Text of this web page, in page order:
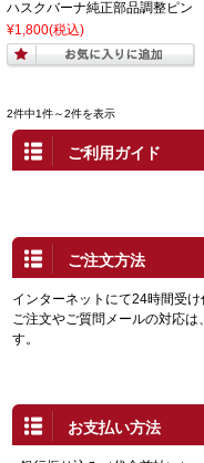
ハスクバーナ純正部品調整ピン
¥1,800(税込)
2件中1件～2件を表示
ご利用ガイド
ご注文方法
インターネットにて24時間受
ご注文やご質問メールの対応
す。
お支払い方法